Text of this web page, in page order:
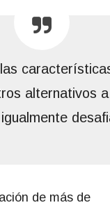
alternativos
de más de